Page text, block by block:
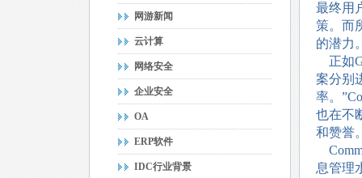
网游新闻
云计算
网络安全
企业安全
OA
ERP软件
IDC行业背景
最终用
策。而
的潜力
正如
案分别
率。
也在不
和赞誉
息管理